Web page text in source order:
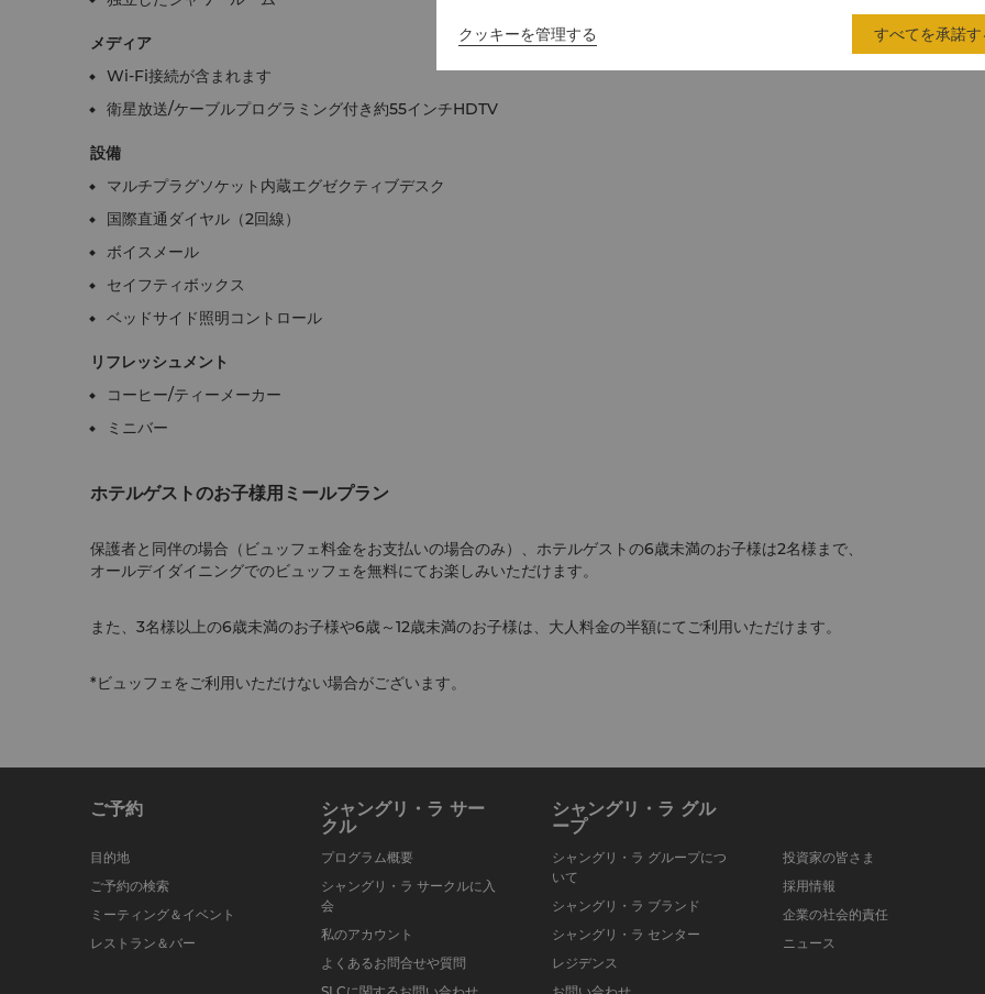
メディア
Wi-Fi接続が含まれます
衛星放送/ケーブルプログラミング付き約55インチHDTV
設備
マルチプラグソケット内蔵エグゼクティブデスク
国際直通ダイヤル（2回線）
ボイスメール
セイフティボックス
ベッドサイド照明コントロール
リフレッシュメント
コーヒー/ティーメーカー
ミニバー
ホテルゲストのお子様用ミールプラン
保護者と同伴の場合（ビュッフェ料金をお支払いの場合のみ）、ホテルゲストの6歳未満のお子様は2名様まで、
オールデイダイニングでのビュッフェを無料にてお楽しみいただけます。
また、3名様以上の6歳未満のお子様や6歳～12歳未満のお子様は、大人料金の半額にてご利用いただけます。
*ビュッフェをご利用いただけない場合がございます。
ご予約
目的地
ご予約の検索
ミーティング＆イベント
レストラン＆バー
シャングリ・ラ サー
クル
プログラム概要
シャングリ・ラ サークルに入
会
私のアカウント
よくあるお問合せや質問
シャングリ・ラ グル
ープ
シャングリ・ラ グループにつ
いて
シャングリ・ラ ブランド
シャングリ・ラ センター
レジデンス
投資家の皆さま
採用情報
企業の社会的責任
ニュース
クッキーを管理する すべてを承諾す